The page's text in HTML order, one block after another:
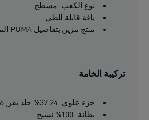
نوع الكعب: مسطح
ياقة قابلة للطي
منتج مزين بتفاصيل PUMA المميزة
تركيبة الخامة
جزء علوي: 37.24% جلد بقر, 62.76% نسيج
بطانة: 100% نسيج